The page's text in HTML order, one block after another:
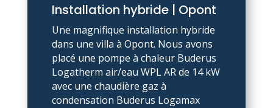
Installation hybride | Opont
Une magnifique installation hybride
dans une villa à Opont. Nous avons
placé une pompe à chaleur Buderus
Logatherm air/eau WPL AR de 14 kW
avec une chaudière gaz à
condensation Buderus Logamax